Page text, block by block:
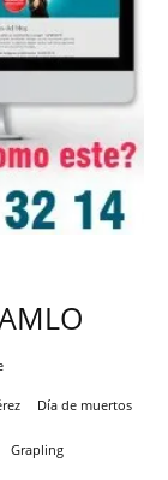
Día de muertos
Grapling